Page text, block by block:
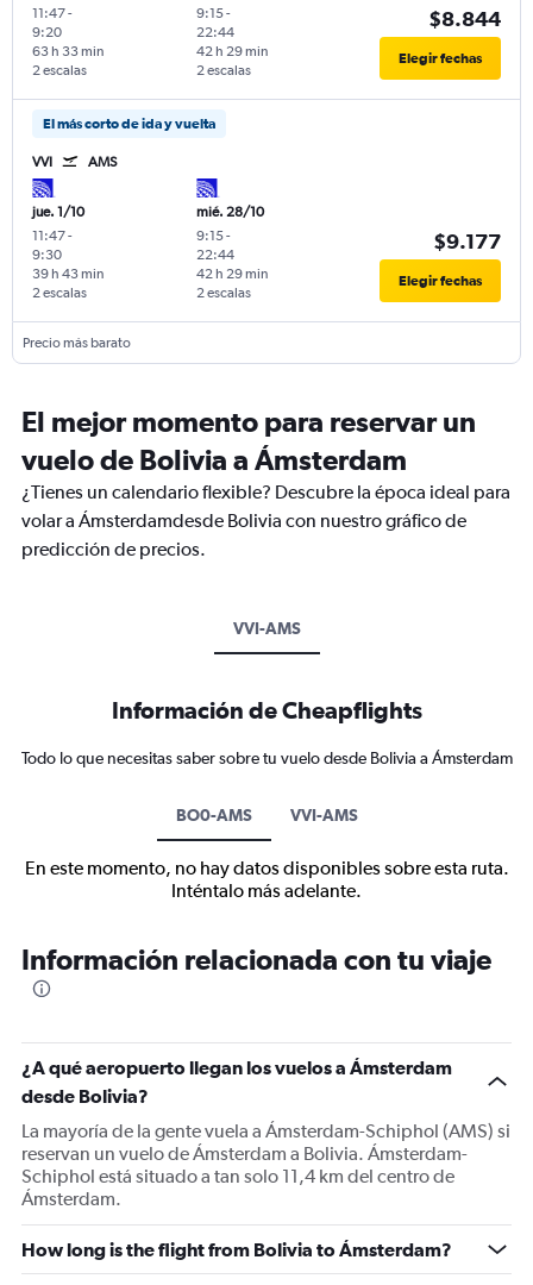
11:47-
9:20
2 escalas
63 h 33 min
9:15-
22:44
2 escalas
42 h 29 min
$8.844
Elegir fechas
El más corto de ida y vuelta
VVI AMS
jue. 1/10
11:47-
9:30
2 escalas
39 h 43 min
mié. 28/10
9:15-
22:44
2 escalas
42 h 29 min
$9.177
Elegir fechas
Precio más barato
El mejor momento para reservar un
vuelo de Bolivia a Ámsterdam
¿Tienes un calendario flexible? Descubre la época ideal para
volar a Ámsterdamdesde Bolivia con nuestro gráfico de
predicción de precios.
VVI-AMS
Información de Cheapflights
Todo lo que necesitas saber sobre tu vuelo desde Bolivia a Ámsterdam
BO0-AMS VVI-AMS
En este momento, no hay datos disponibles sobre esta ruta.
Inténtalo más adelante.
Información relacionada con tu viaje
¿A qué aeropuerto llegan los vuelos a Ámsterdam
desde Bolivia?
La mayoría de la gente vuela a Ámsterdam-Schiphol (AMS) si
reservan un vuelo de Ámsterdam a Bolivia. Ámsterdam-
Schiphol está situado a tan solo 11,4 km del centro de
Ámsterdam.
How long is the flight from Bolivia to Ámsterdam?